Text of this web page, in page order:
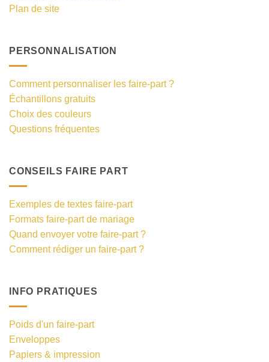
Plan de site
PERSONNALISATION
Comment personnaliser les faire-part ?
Échantillons gratuits
Choix des couleurs
Questions fréquentes
CONSEILS FAIRE PART
Exemples de textes faire-part
Formats faire-part de mariage
Quand envoyer votre faire-part ?
Comment rédiger un faire-part ?
INFO PRATIQUES
Poids d'un faire-part
Enveloppes
Papiers & impression